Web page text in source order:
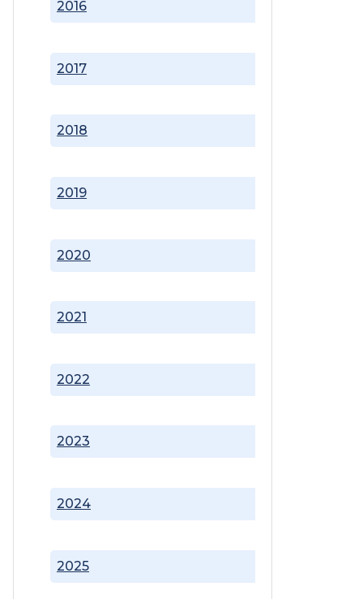
2016
2017
2018
2019
2020
2021
2022
2023
2024
2025